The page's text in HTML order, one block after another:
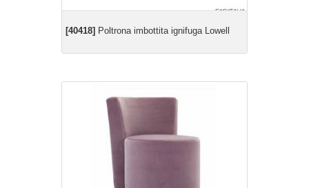
[40418] Poltrona imbottita ignifuga Lowell